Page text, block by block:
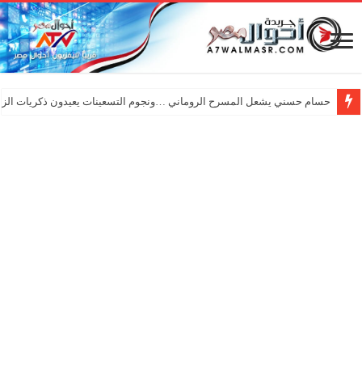
حسام حسني يشعل المسرح الروماني …ونجوم التسعينات يعيدون ذكريات